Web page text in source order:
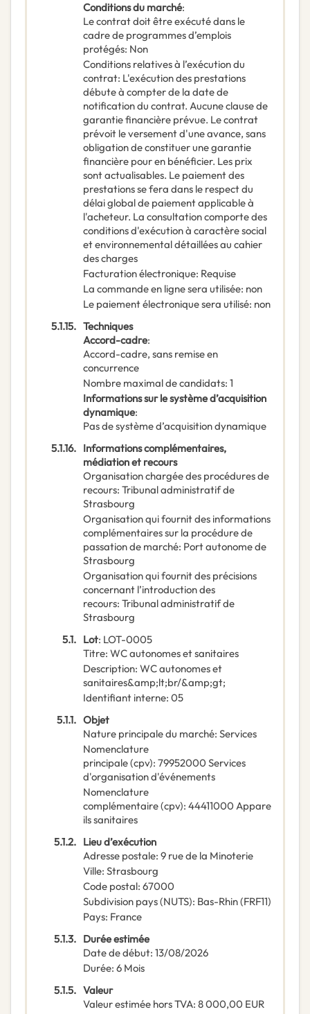
Conditions du marché:
Le contrat doit être exécuté dans le
cadre de programmes d’emplois
protégés: Non
Conditions relatives à l’exécution du
contrat: L'exécution des prestations
débute à compter de la date de
notification du contrat. Aucune clause de
garantie financière prévue. Le contrat
prévoit le versement d'une avance, sans
obligation de constituer une garantie
financière pour en bénéficier. Les prix
sont actualisables. Le paiement des
prestations se fera dans le respect du
délai global de paiement applicable à
l'acheteur. La consultation comporte des
conditions d'exécution à caractère social
et environnemental détaillées au cahier
des charges
Facturation électronique: Requise
La commande en ligne sera utilisée: non
Le paiement électronique sera utilisé: non
5.1.15. Techniques
Accord-cadre:
Accord-cadre, sans remise en
concurrence
Nombre maximal de candidats: 1
Informations sur le système d’acquisition
dynamique:
Pas de système d’acquisition dynamique
5.1.16. Informations complémentaires,
médiation et recours
Organisation chargée des procédures de
recours: Tribunal administratif de
Strasbourg
Organisation qui fournit des informations
complémentaires sur la procédure de
passation de marché: Port autonome de
Strasbourg
Organisation qui fournit des précisions
concernant l’introduction des
recours: Tribunal administratif de
Strasbourg
5.1. Lot: LOT-0005
Titre: WC autonomes et sanitaires
Description: WC autonomes et
sanitaires&amp;lt;br/&amp;gt;
Identifiant interne: 05
5.1.1. Objet
Nature principale du marché: Services
Nomenclature
principale(cpv): 79952000 Services
d'organisation d'événements
Nomenclature
complémentaire(cpv): 44411000 Appare
ils sanitaires
5.1.2. Lieu d’exécution
Adresse postale: 9 rue de la Minoterie
Ville: Strasbourg
Code postal: 67000
Subdivision pays (NUTS): Bas-Rhin(FRF11)
Pays: France
5.1.3. Durée estimée
Date de début: 13/08/2026
Durée: 6 Mois
5.1.5. Valeur
Valeur estimée hors TVA: 8 000,00 EUR